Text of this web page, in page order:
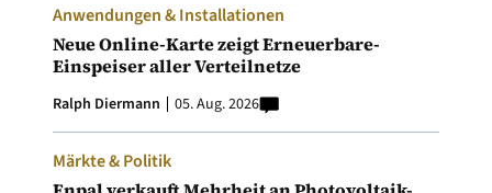
Anwendungen & Installationen
Neue Online-Karte zeigt Erneuerbare-
Einspeiser aller Verteilnetze
Ralph Diermann 05. Aug. 2026
Märkte & Politik